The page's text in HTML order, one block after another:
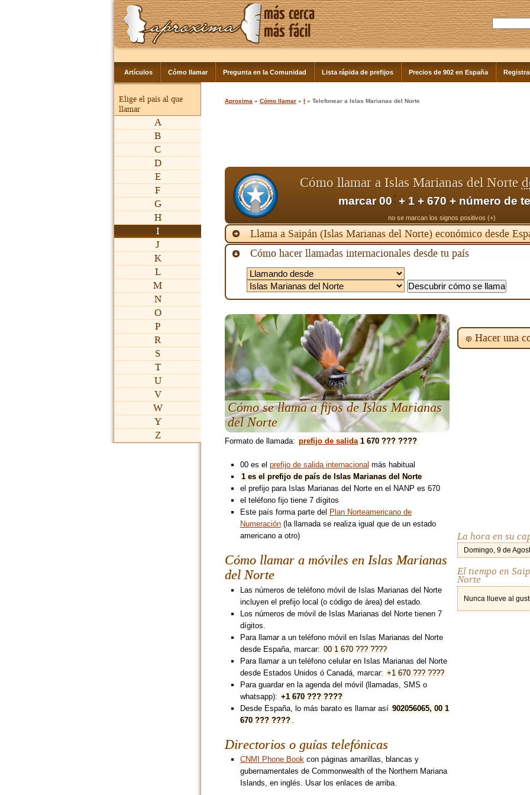
Artículos Cómo llamar Pregunta en la Comunidad Lista rápida de prefijos Precios de 902 en España
Elige el país al que
llamar
A
B
C
D
E
F
G
H
I
J
K
L
M
N
O
P
R
S
T
U
V
W
Y
Z
Aproxima »Cómo llamar »I » Telefonear a Islas Marianas del Norte
Cómo llamar a Islas Marianas del Norte
marcar 00*+ 1 + 670 + número de
no se marcan los signos positivos (+)
Llama a Saipán (Islas Marianas del Norte) económico desde
Cómo hacer llamadas internacionales desde tu país
Hacer una
La hora en su
Domingo, 9 de
El tiempo en
Norte
Nunca llueve al
Cómo se llama a fijos de Islas Marianas
del Norte
Formato de llamada: prefijo de salida1 670 ??? ????
00 es el prefijo de salida internacional más habitual
1 es el prefijo de país de Islas Marianas del Norte
el prefijo para Islas Marianas del Norte en el NANP es 670
el teléfono fijo tiene 7 dígitos
Este país forma parte del Plan Norteamericano de
Numeración(la llamada se realiza igual que de un estado
americano a otro)
Cómo llamar a móviles en Islas Marianas
del Norte
Las números de teléfono móvil de Islas Marianas del Norte
incluyen el prefijo local (o código de área) del estado.
Los números de móvil de Islas Marianas del Norte tienen 7
dígitos.
Para llamar a un teléfono móvil en Islas Marianas del Norte
desde España, marcar: 00 1 670 ??? ????
Para llamar a un teléfono celular en Islas Marianas del Norte
desde Estados Unidos ó Canadá, marcar: +1 670 ??? ????
Para guardar en la agenda del móvil (llamadas, SMS o
whatsapp): +1 670 ??? ????
Desde España, lo más barato es llamar así 902056065, 00 1
670 ??? ????
Directorios o guías telefónicas
CNMI Phone Book con páginas amarillas, blancas y
gubernamentales de Commonwealth of the Northern Mariana
Islands, en inglés. Usar los enlaces de arriba.